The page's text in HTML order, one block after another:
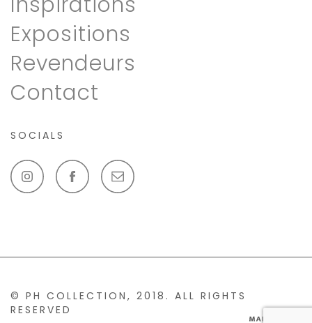
Expositions
Revendeurs
Contact
SOCIALS
© PH COLLECTION, 2018. ALL RIGHTS
RESERVED